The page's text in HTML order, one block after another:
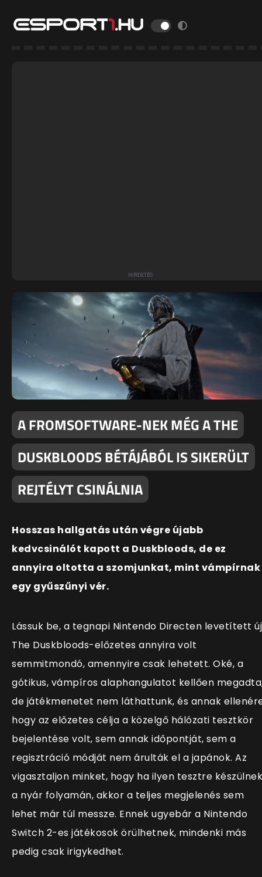
A FROMSOFTWARE-NEK MÉG A THE
DUSKBLOODS BÉTÁJÁBÓL IS SIKERÜLT
REJTÉLYT CSINÁLNIA
Hosszas hallgatás után végre újabb
kedvcsinálót kapott a Duskbloods, de ez
annyira oltotta a szomjunkat, mint vámpírnak
egy gyűszűnyi vér.
Lássuk be, a tegnapi Nintendo Directen levetített új
The Duskbloods-előzetes annyira volt
semmitmondó, amennyire csak lehetett. Oké, a
gótikus, vámpíros alaphangulatot kellően
de játékmenetet nem láthattunk, és annak
hogy az előzetes célja a közelgő hálózati tesztkör
bejelentése volt, sem annak időpontját, sem a
regisztráció módját nem árulták el a japánok. Az
vigasztaljon minket, hogy ha ilyen tesztre készülnek
a nyár folyamán, akkor a teljes megjelenés sem
lehet már túl messze. Ennek ugyebár a Nintendo
Switch 2-es játékosok örülhetnek, mindenki más
pedig csak irigykedhet.